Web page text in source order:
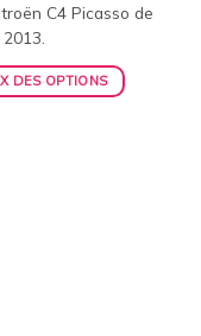
C4 Picasso de
DES OPTIONS